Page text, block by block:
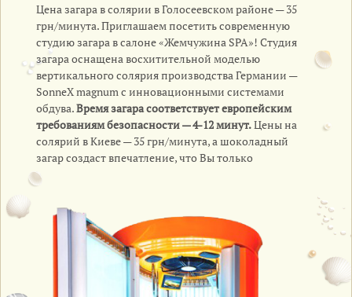
Цена загара в солярии в Голосеевском районе — 35
грн/минута. Приглашаем посетить современную
студию загара в салоне «Жемчужина SPA»! Студия
загара оснащена восхитительной моделью
вертикального солярия производства Германии —
SonneX magnum с инновационными системами
обдува.Время загара соответствует европейским
требованиям безопасности — 4-12 минут.Цены на
солярий в Киеве — 35 грн/минута, а шоколадный
загар создаст впечатление, что Вы только